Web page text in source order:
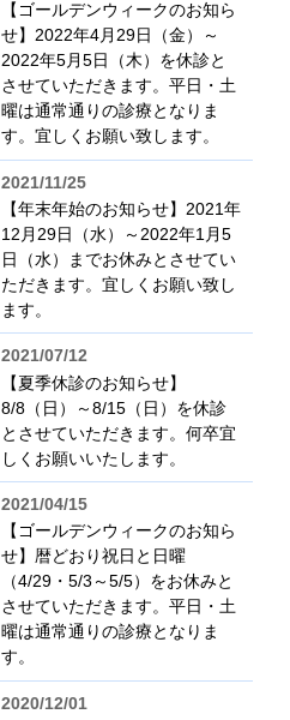
【ゴールデンウィークのお知ら
せ】2022年4月29日（金）～
2022年5月5日（木）を休診と
させていただきます。平日・土
曜は通常通りの診療となりま
す。宜しくお願い致します。
2021/11/25
【年末年始のお知らせ】2021年
12月29日（水）～2022年1月5
日（水）までお休みとさせてい
ただきます。宜しくお願い致し
ます。
2021/07/12
【夏季休診のお知らせ】
8/8（日）～8/15（日）を休診
とさせていただきます。何卒宜
しくお願いいたします。
2021/04/15
【ゴールデンウィークのお知ら
せ】暦どおり祝日と日曜
（4/29・5/3～5/5）をお休みと
させていただきます。平日・土
曜は通常通りの診療となりま
す。
2020/12/01